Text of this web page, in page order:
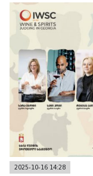
2025-10-16 14:28